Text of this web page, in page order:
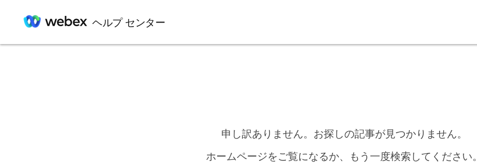
ヘルプ センター
申し訳ありません。お探しの記事が見つかりません。
ホームページをご覧になるか、もう一度検索してください。